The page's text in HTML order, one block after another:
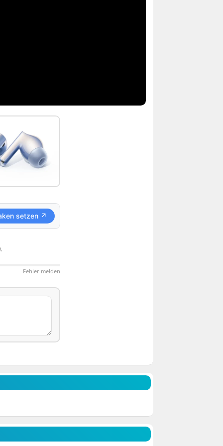
setzen ↗
Fehler melden